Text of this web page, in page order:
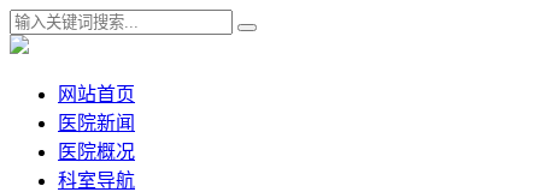
网站首页
医院新闻
医院概况
科室导航